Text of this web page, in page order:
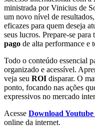
ministrada por Vinicius de
um novo nível de
eficazes para quem deseja
seus lucros. Prepare-se
pago de alta performance e
Todo o conteúdo essencial
organizado e acessível.
veja seu ROI disparar. O
ponto, focando nas ações
expressivos no mercado
Acesse Download
online da internet.